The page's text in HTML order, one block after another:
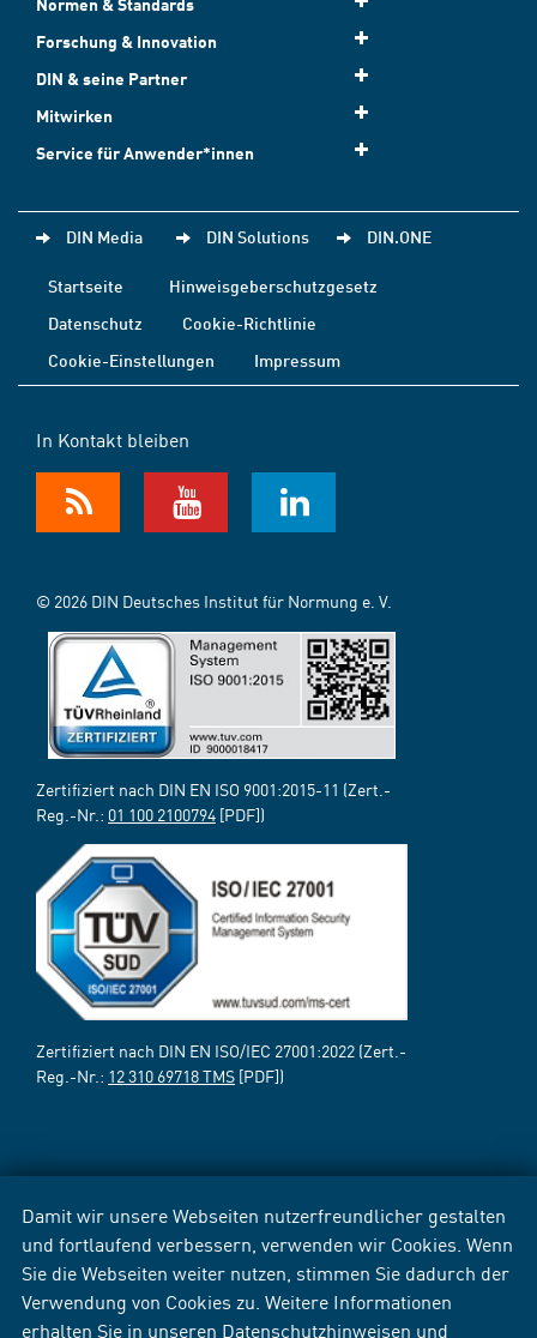
Damit wir unsere Webseiten nutzerfreundlicher gestalten
und fortlaufend verbessern, verwenden wir Cookies. Wenn
Sie die Webseiten weiter nutzen, stimmen Sie dadurch der
Verwendung von Cookies zu. Weitere Informationen
erhalten Sie in unseren Datenschutzhinweisen und
Forschung & Innovation
DIN & seine Partner
Mitwirken
Service für Anwender*innen
DIN Media DIN Solutions DIN.ONE
Startseite
Hinweisgeberschutzgesetz
Datenschutz
Cookie-Richtlinie
Cookie-Einstellungen
Impressum
In Kontakt bleiben
© 2026 DIN Deutsches Institut für Normung e. V.
Zertifiziert nach DIN EN ISO 9001:2015-11 (Zert.-
Reg.-Nr.: 01 100 2100794 [PDF])
Zertifiziert nach DIN EN ISO/IEC 27001:2022 (Zert.-
Reg.-Nr.: 12 310 69718 TMS [PDF])